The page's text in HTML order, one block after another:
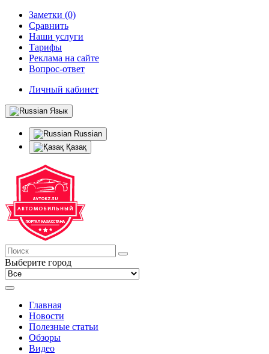
Заметки (0)
Сравнить
Наши услуги
Тарифы
Реклама на сайте
Вопрос-ответ
Личный кабинет
Язык
Russian
Қазақ
Выберите город
Главная
Новости
Полезные статьи
Обзоры
Видео